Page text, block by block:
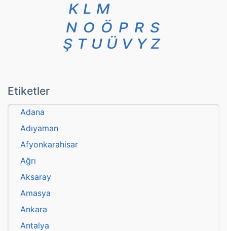
K L M
N O Ö P R S
Ş T U Ü V Y Z
Etiketler
Adana
Adıyaman
Afyonkarahisar
Ağrı
Aksaray
Amasya
Ankara
Antalya